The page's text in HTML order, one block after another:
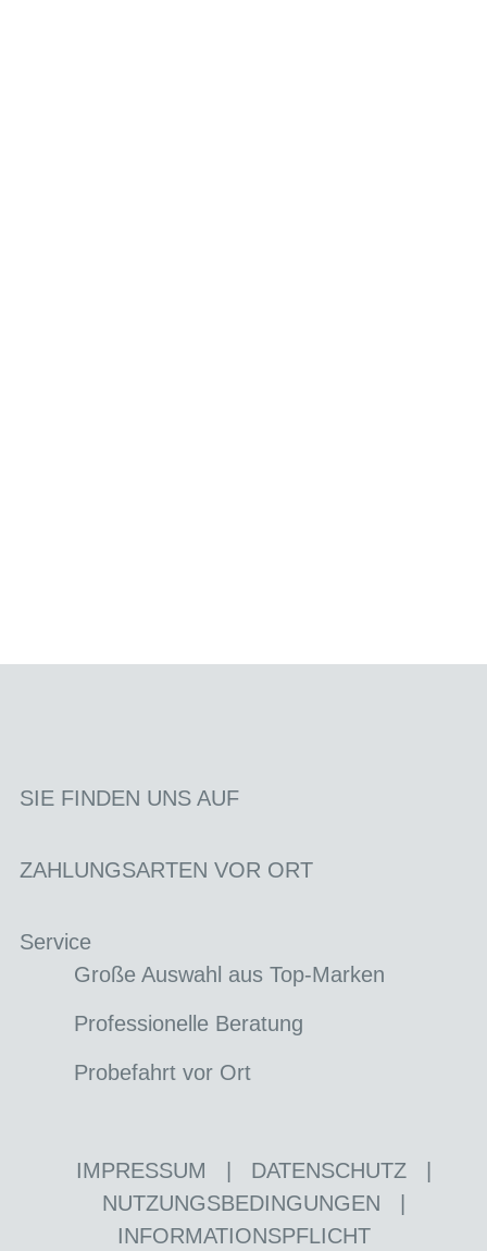
SIE FINDEN UNS AUF
ZAHLUNGSARTEN VOR ORT
Service
Große Auswahl aus Top-Marken
Professionelle Beratung
Probefahrt vor Ort
IMPRESSUM DATENSCHUTZ
NUTZUNGSBEDINGUNGEN
INFORMATIONSPFLICHT